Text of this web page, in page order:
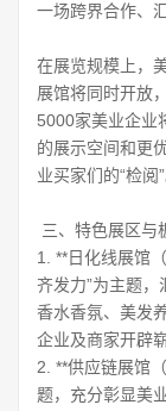
一场跨界合作、
在展览规模上，
展馆将同时开放
5000家美业企业
的展示空间和更
业买家们的“检阅”
三、特色展区与
1. **日化线展馆
齐发力”为主题，
香水香氛、美发
企业及商家开辟
2. **供应链展馆
题，充分彰显美